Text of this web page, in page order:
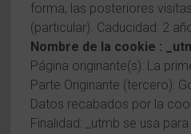
forma, las posteriores
(particular). Caducidad: 2
Nombre de la cookie :
Página originante(s): La
Parte Originante (tercero):
Datos recabados por la
Finalidad: _utmb se usa